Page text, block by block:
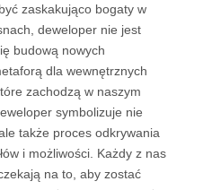
zaskakująco bogaty w
deweloper nie jest
budową nowych
dla wewnętrznych
zachodzą w naszym
symbolizuje nie
także proces odkrywania
i możliwości. Każdy z nas
na to, aby zostać